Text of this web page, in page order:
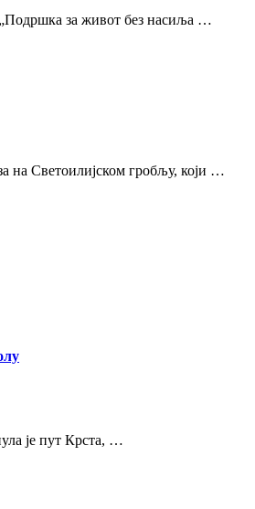
„Подршка за живот без насиља …
на Светоилијском гробљу, који …
је пут Крста, …